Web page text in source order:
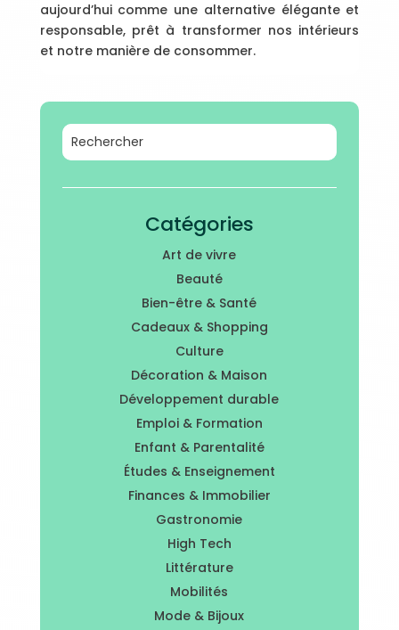
aujourd’hui comme une alternative élégante et
responsable, prêt à transformer nos intérieurs
et notre manière de consommer.
Catégories
Art de vivre
Beauté
Bien-être & Santé
Cadeaux & Shopping
Culture
Décoration & Maison
Développement durable
Emploi & Formation
Enfant & Parentalité
Études & Enseignement
Finances & Immobilier
Gastronomie
High Tech
Littérature
Mobilités
Mode & Bijoux